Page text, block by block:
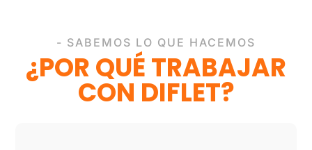
- SABEMOS LO QUE HACEMOS
¿POR QUÉ TRABAJAR
CON DIFLET?